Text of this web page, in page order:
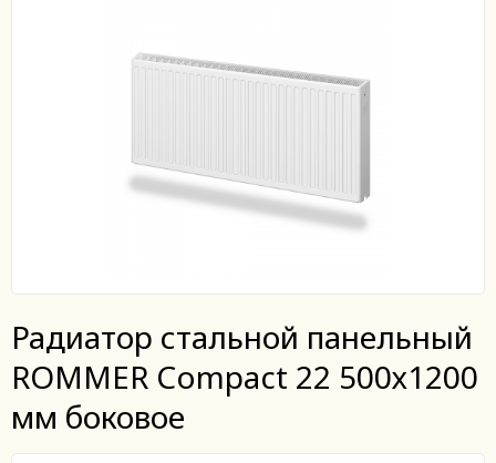
Радиатор стальной панельный
ROMMER Compact 22 500х1200
мм боковое